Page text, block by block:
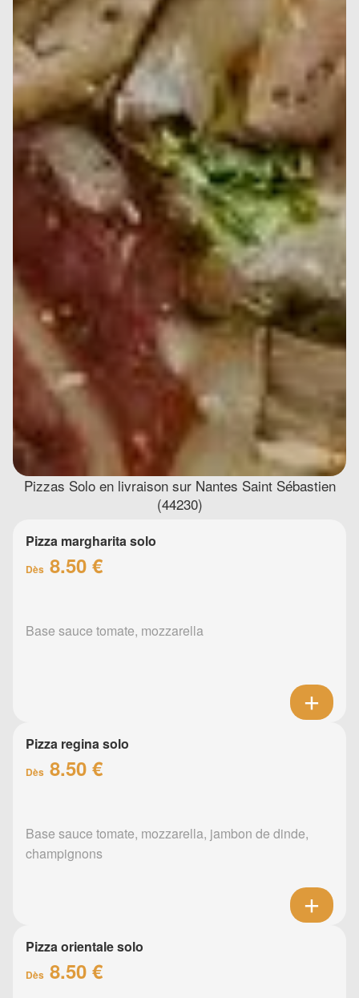
Pizzas Solo en livraison sur Nantes Saint Sébastien
(44230)
Pizza margharita solo
Dès 8.50 €
Base sauce tomate, mozzarella
Pizza regina solo
Dès 8.50 €
Base sauce tomate, mozzarella, jambon de dinde,
champignons
Pizza orientale solo
Dès 8.50 €